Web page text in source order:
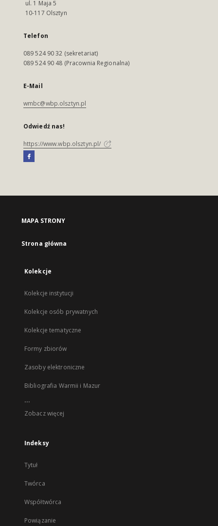
ul. 1 Maja 5
10-117 Olsztyn
Telefon
089 524 90 32 (sekretariat)
089 524 90 48 (Pracownia Regionalna)
E-Mail
wmbc@wbp.olsztyn.pl
Odwiedź nas!
https://www.wbp.olsztyn.pl/
MAPA STRONY
Strona główna
Kolekcje
Kolekcje instytucji
Kolekcje osób prywatnych
Kolekcje tematyczne
Formy zbiorów
Zasoby elektroniczne
Bibliografia Warmii i Mazur
...
Zobacz więcej
Indeksy
Tytuł
Twórca
Współtwórca
Powiązanie